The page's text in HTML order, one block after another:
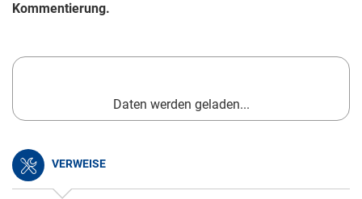
Kommentierung.
Daten werden geladen...
VERWEISE